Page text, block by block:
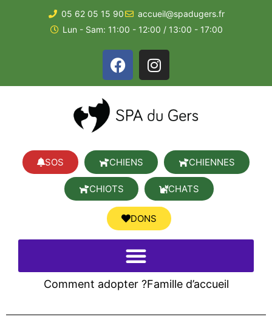
05 62 05 15 90
accueil@spadugers.fr
Lun - Sam: 11:00 - 12:00 / 13:00 - 17:00
SOS CHIENS CHIENNES
CHIOTS CHATS
DONS
Comment adopter ?Famille d’accueil